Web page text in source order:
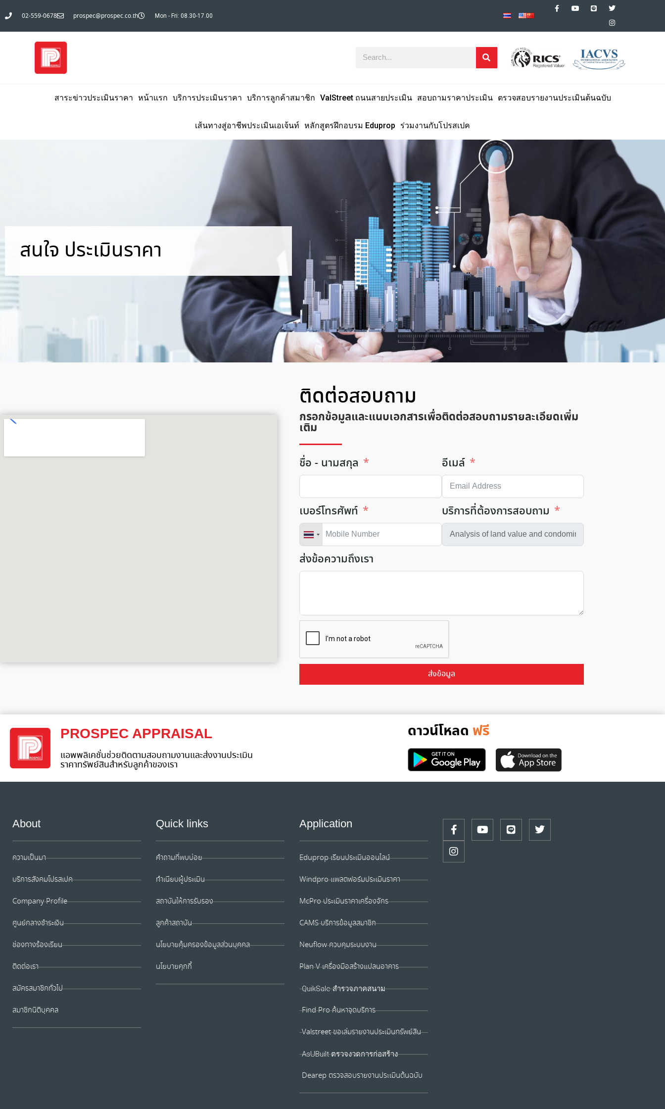
02-559-0678 prospec@prospec.co.th Mon - Fri: 08.30-17.00
สาระข่าวประเมินราคา หน้าแรก บริการประเมินราคา บริการลูกค้าสมาชิก ValStreet ถนนสายประเมิน สอบถามราคาประเมิน ตรวจสอบรายงานประเมินต้นฉบับ
เส้นทางสู่อาชีพประเมินเอเจ้นท์ หลักสูตรฝึกอบรม Eduprop ร่วมงานกับโปรสเปค
สนใจ ประเมินราคา
ติดต่อสอบถาม
กรอกข้อมูลและแนบเอกสารเพื่อติดต่อสอบถามรายละเอียดเพิ่ม
เติม
ชื่อ - นามสกุล อีเมล์
เบอร์โทรศัพท์ บริการที่ต้องการสอบถาม
ส่งข้อความถึงเรา
ส่งข้อมูล
PROSPEC APPRAISAL
แอพพลิเคชั่นช่วยติดตามสอบถามงานและส่งงานประเมิน
ราคาทรัพย์สินสำหรับลูกค้าของเรา
ดาวน์โหลด ฟรี
About
ความเป็นมา
บริการสังคมโปรสเปค
Company Profile
ศูนย์กลางชำระเงิน
ช่องทางร้องเรียน
ติดต่อเรา
สมัครสมาชิกทั่วไป
สมาชิกนิติบุคคล
Quick links
คำถามที่พบบ่อย
ทำเนียบผู้ประเมิน
สถาบันให้การรับรอง
ลูกค้าสถาบัน
นโยบายคุ้มครองข้อมูลส่วนบุคคล
นโยบายคุกกี้
Application
Eduprop เรียนประเมินออนไลน์
Windpro แพลตฟอร์มประเมินราคา
McPro ประเมินราคาเครื่องจักร
CAMS บริการข้อมูลสมาชิก
Neuflow ควบคุมระบบงาน
Plan V เครื่องมือสร้างแปลนอาคาร
QuikSale สำรวจภาคสนาม
Find Pro ค้นหาจุดบริการ
Valstreet ขอเล่มรายงานประเมินทรัพย์สิน
AsUBuilt ตรวจงวดการก่อสร้าง
Dearep ตรวจสอบรายงานประเมินต้นฉบับ